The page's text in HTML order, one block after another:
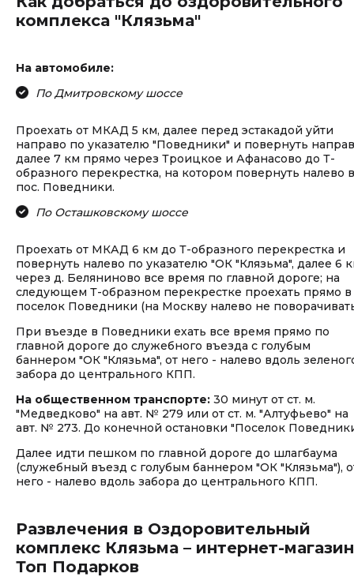
комплекса "Клязьма"
На автомобиле:
По Дмитровскому шоссе
Проехать от МКАД 5 км, далее перед эстакадой уйти
направо по указателю "Поведники" и повернуть
далее 7 км прямо через Троицкое и Афанасово до Т-
образного перекрестка, на котором повернуть налево в
пос. Поведники.
По Осташковскому шоссе
Проехать от МКАД 6 км до Т-образного перекрестка и
повернуть налево по указателю "ОК "Клязьма", далее 6
через д. Беляниново все время по главной дороге; на
следующем Т-образном перекрестке проехать прямо в
поселок Поведники (на Москву налево не
При въезде в Поведники ехать все время прямо по
главной дороге до служебного въезда с голубым
баннером "ОК "Клязьма", от него - налево вдоль
забора до центрального КПП.
На общественном транспорте: 30 минут от ст. м.
"Медведково" на авт. № 279 или от ст. м. "Алтуфьево" на
авт. № 273. До конечной остановки "Поселок
Далее идти пешком по главной дороге до шлагбаума
(служебный въезд с голубым баннером "ОК "Клязьма"),
него - налево вдоль забора до центрального КПП.
Развлечения в Оздоровительный
комплекс Клязьма – интернет-магазин
Топ Подарков